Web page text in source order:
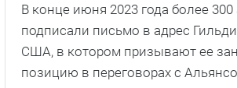
В конце июня 2023 года более 300
подписали письмо в адрес
США, в котором призывают ее
позицию в переговорах с